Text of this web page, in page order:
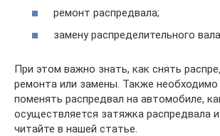
ремонт распредвала;
замену распределительного
При этом важно знать, как снять
ремонта или замены. Также необходимо
поменять распредвал на автомобиле,
осуществляется затяжка распредвала
читайте в нашей статье.